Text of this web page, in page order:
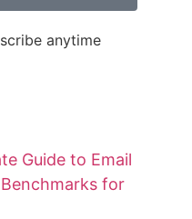
anytime
Guide to Email
for